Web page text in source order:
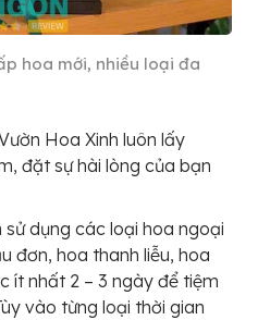
hoa mới, nhiều loại đa
Hoa Xinh luôn lấy
đặt sự hài lòng của bạn
dụng các loại hoa ngoại
đơn, hoa thanh liễu, hoa
ít nhất 2 – 3 ngày để tiệm
vào từng loại thời gian